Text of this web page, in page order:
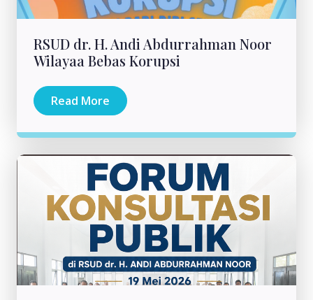
RSUD dr. H. Andi Abdurrahman Noor
Wilayaa Bebas Korupsi
Read More